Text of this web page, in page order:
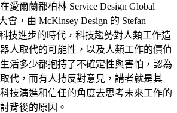
愛爾蘭都柏林 Service Design Global
會，由 McKinsey Design 的 Stefan
技進步的時代，科技趨勢對人類工作造
人取代的可能性，以及人類工作的價值
活多少都抱持了不確定性與害怕，認為
代，而有人持反對意見，講者就是其
技演進和信任的角度去思考未來工作的
背後的原因。